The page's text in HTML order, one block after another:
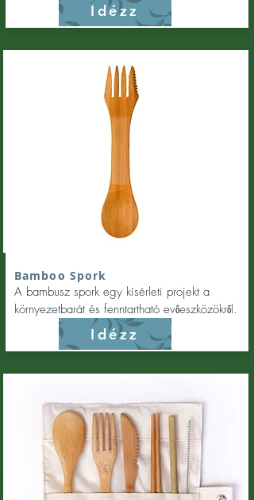
Idézz
Bamboo Spork
A bambusz spork egy kísérleti projekt a
környezetbarát és fenntartható evőeszközökről.
Idézz